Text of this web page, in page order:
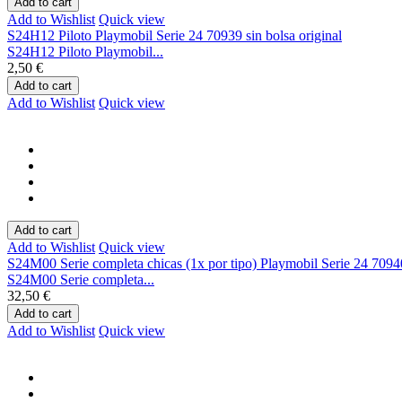
Add to Wishlist Quick view
S24H12 Piloto Playmobil Serie 24 70939 sin bolsa original
S24H12 Piloto Playmobil...
2,50 €
Add to cart
Add to Wishlist Quick view
Add to cart
Add to Wishlist Quick view
S24M00 Serie completa chicas (1x por tipo) Playmobil Serie 24
S24M00 Serie completa...
32,50 €
Add to cart
Add to Wishlist Quick view